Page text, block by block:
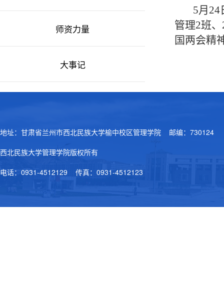
师资力量
大事记
5月24
管理2班
国两会精
地址：甘肃省兰州市西北民族大学榆中校区管理学院 邮编：730124
西北民族大学管理学院版权所有
电话：0931-4512129 传真：0931-4512123